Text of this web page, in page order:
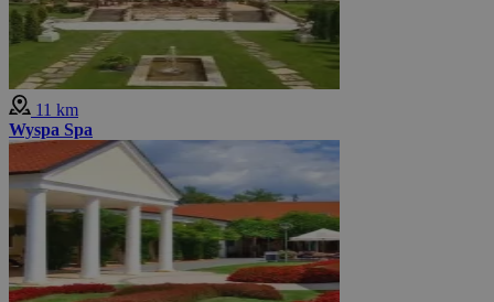
11 km
Wyspa Spa